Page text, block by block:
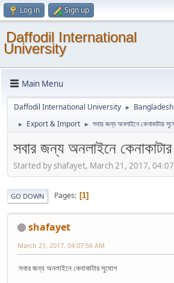
Log in Sign up
Daffodil International
University
Main Menu
Daffodil International University ► Bangladesh
► Export & Import ► সবার জন্য অনলাইনে কেনাকাটার
সবার জন্য অনলাইনে
Started by shafayet, March 21, 2017,
GO DOWN Pages 1
shafayet
March 21, 2017, 04:07:56 AM
সবার জন্য অনলাইনে কেনাকাটার সুযোগ